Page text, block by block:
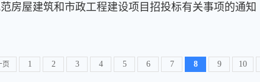
房屋建筑和市政工程建设项目招投标有关事项的通知
页 1 2 3 4 5 6 7 8 9 10